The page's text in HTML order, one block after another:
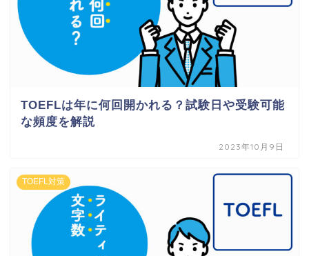
TOEFLは年に何回開かれる？試験日や受験可能
な頻度を解説
2023年10月9日
TOEFL対策